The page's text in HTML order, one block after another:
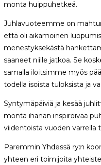
monta huippuhetkeä.
Juhlavuoteemme on
että oli aikamoinen
menestyksekästä
saaneet niille jatkoa. Se
samalla iloitsimme myös
todella isoista tuloksista ja
Syntymäpäiviä ja kesää
monta ihanan inspiroivaa
viidentoista vuoden varrella
Paremmin Yhdessä ry:n
yhteen eri toimijoita